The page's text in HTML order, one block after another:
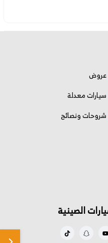
عروض
سيارات معدلة
شروحات ونصائح
الصينية